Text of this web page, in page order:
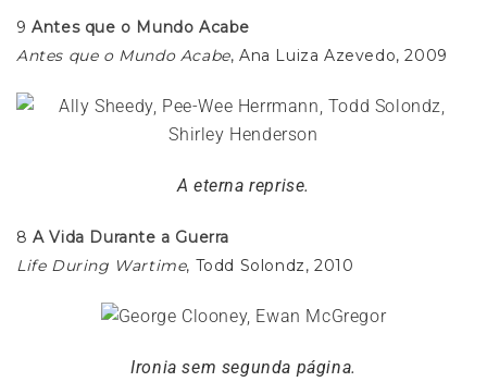
9Antes que o Mundo Acabe
Antes que o Mundo Acabe, Ana Luiza Azevedo, 2009
A eterna reprise.
8A Vida Durante a Guerra
Life During Wartime, Todd Solondz, 2010
Ironia sem segunda página.